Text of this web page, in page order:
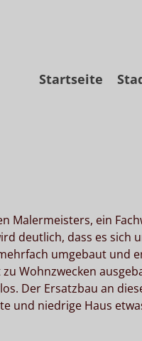
Skip
to
Startseite
Malermeisters, ein
deutlich, dass es sich
umgebaut und
Wohnzwecken
Der Ersatzbau an
und niedrige Haus